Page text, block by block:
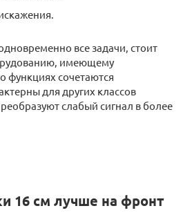
все задачи, стоит
имеющему
функциях сочетаются
для других классов
слабый сигнал в более
16 см лучше на фронт